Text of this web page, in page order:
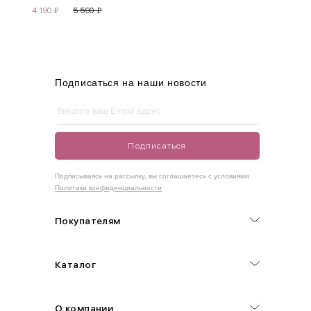
4 190 ₽ 5 590₽
42-50
Как правильно себя обмерить
Измеряется по самым выступающим точкам.
Обхват бедер (F)
Покупателям
Каталог
О компании
Подписаться на наши новости
Подписаться
Подписываясь на рассылку, вы соглашаетесь с условиями
Политики конфиденциальности